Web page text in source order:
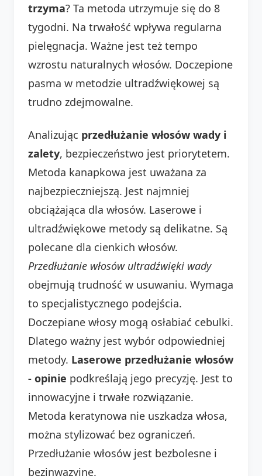
trzyma? Ta metoda utrzymuje się do 8
tygodni. Na trwałość wpływa regularna
pielęgnacja. Ważne jest też tempo
wzrostu naturalnych włosów. Doczepione
pasma w metodzie ultradźwiękowej są
trudno zdejmowalne.
Analizując przedłużanie włosów wady i
zalety, bezpieczeństwo jest priorytetem.
Metoda kanapkowa jest uważana za
najbezpieczniejszą. Jest najmniej
obciążająca dla włosów. Laserowe i
ultradźwiękowe metody są delikatne. Są
polecane dla cienkich włosów.
Przedłużanie włosów ultradźwięki wady
obejmują trudność w usuwaniu. Wymaga
to specjalistycznego podejścia.
Doczepiane włosy mogą osłabiać cebulki.
Dlatego ważny jest wybór odpowiedniej
metody. Laserowe przedłużanie włosów
- opinie podkreślają jego precyzję. Jest to
innowacyjne i trwałe rozwiązanie.
Metoda keratynowa nie uszkadza włosa,
można stylizować bez ograniczeń.
Przedłużanie włosów jest bezbolesne i
bezinwazyjne.